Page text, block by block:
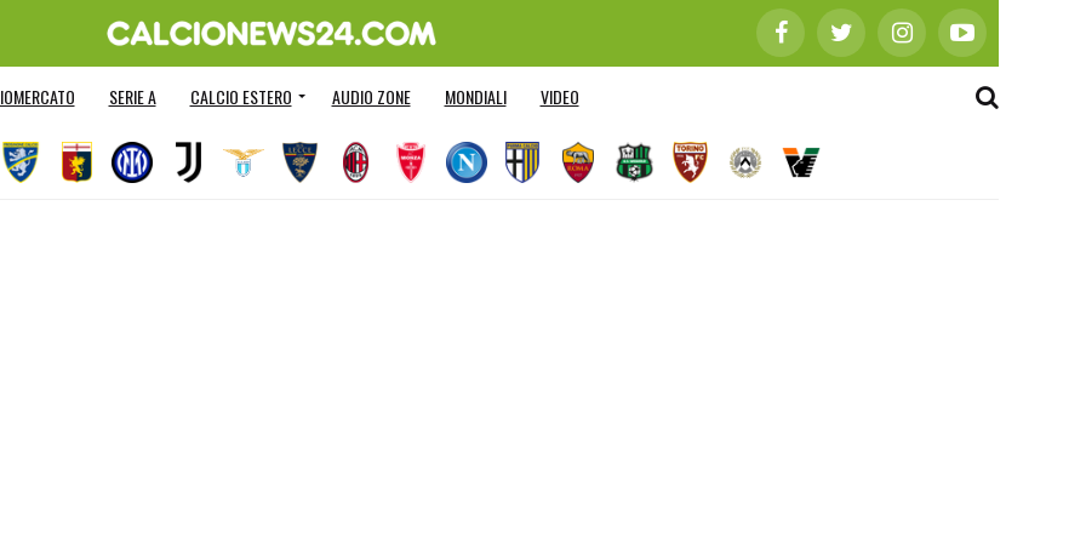
SERIE A CALCIO ESTERO AUDIO ZONE MONDIALI VIDEO